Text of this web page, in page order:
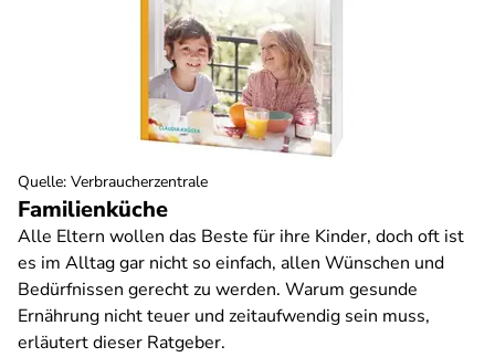
Familienküche
Alle Eltern wollen das Beste für ihre Kinder, doch oft ist
es im Alltag gar nicht so einfach, allen Wünschen und
Bedürfnissen gerecht zu werden. Warum gesunde
Ernährung nicht teuer und zeitaufwendig sein muss,
erläutert dieser Ratgeber.
Quelle: Verbraucherzentrale